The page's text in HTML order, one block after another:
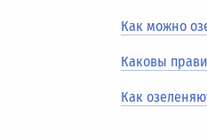
Как можно
Каковы
Как